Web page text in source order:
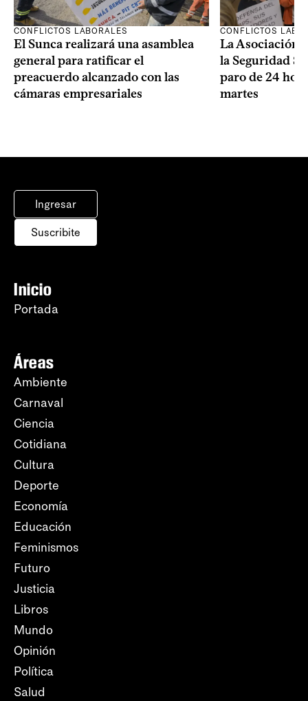
CONFLICTOS LABORALES
El Sunca realizará una asamblea
general para ratificar el
preacuerdo alcanzado con las
cámaras empresariales
CONFLICTOS
La Asociación
la Seguridad
paro de 24
martes
Ingresar
Suscribite
Inicio
Portada
Áreas
Ambiente
Carnaval
Ciencia
Cotidiana
Cultura
Deporte
Economía
Educación
Feminismos
Futuro
Justicia
Libros
Mundo
Opinión
Política
Salud